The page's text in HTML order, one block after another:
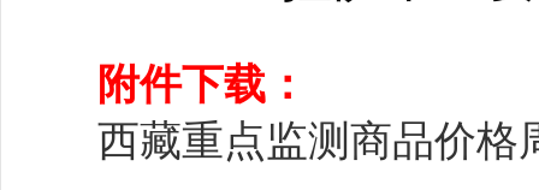
附件下载：
西藏重点监测商品价格